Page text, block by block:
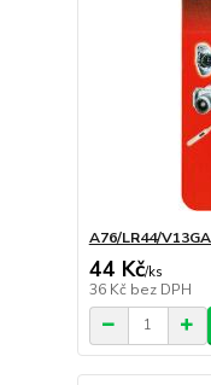
A76/LR44/
44 Kč/ks
36 Kč bez DPH